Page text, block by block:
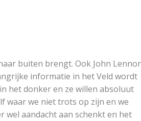
buiten brengt. Ook John
informatie in het Veld wordt
het donker en ze willen absoluut
waar we niet trots op zijn en we
wel aandacht aan schenkt en het